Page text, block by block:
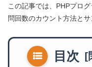
この記事では、PHPプロ
問回数のカウント方法と
目次